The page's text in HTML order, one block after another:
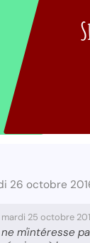
26 octobre
mardi 25 octobre
m'intéresse